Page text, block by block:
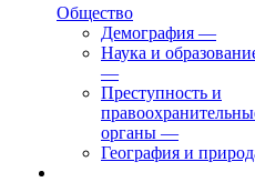
Общество
Демография —
Наука и
—
Преступность и
органы —
География и